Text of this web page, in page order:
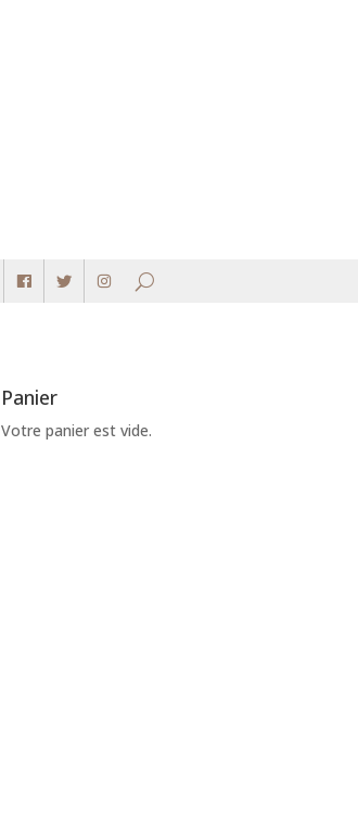
Panier
Votre panier est vide.